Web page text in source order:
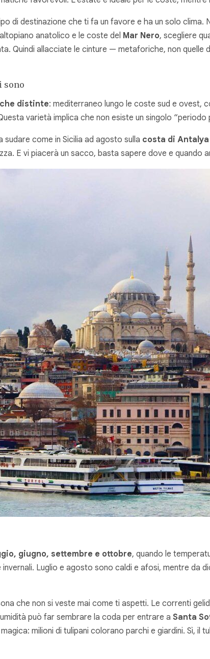
di destinazione che ti fa un favore e ha un solo
anatolico e le coste del Mar Nero, scegliere
Quindi allacciate le cinture — metaforiche, non
sono
distinte: mediterraneo lungo le coste sud e ovest,
varietà implica che non esiste un singolo
come in Sicilia ad agosto sulla costa di Antalya
E vi piacerà un sacco, basta sapere dove e quando
giugno, settembre e ottobre, quando le
Luglio e agosto sono caldi e afosi, mentre da
che non si veste mai come ti aspetti. Le correnti
può far sembrare la coda per entrare a Santa
milioni di tulipani colorano parchi e giardini. Sì, il